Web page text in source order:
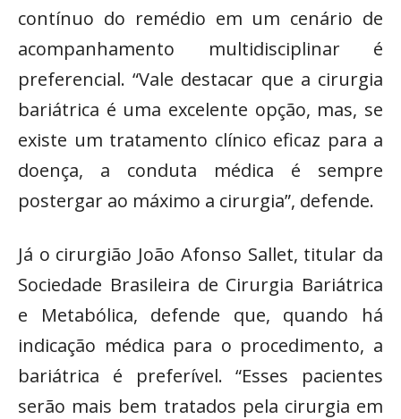
contínuo do remédio em um cenário de
acompanhamento multidisciplinar é
preferencial. “Vale destacar que a cirurgia
bariátrica é uma excelente opção, mas, se
existe um tratamento clínico eficaz para a
doença, a conduta médica é sempre
postergar ao máximo a cirurgia”, defende.
Já o cirurgião João Afonso Sallet, titular da
Sociedade Brasileira de Cirurgia Bariátrica
e Metabólica, defende que, quando há
indicação médica para o procedimento, a
bariátrica é preferível. “Esses pacientes
serão mais bem tratados pela cirurgia em